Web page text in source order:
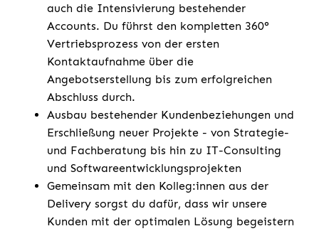
auch die Intensivierung bestehender
Accounts. Du führst den kompletten 360°
Vertriebsprozess von der ersten
Kontaktaufnahme über die
Angebotserstellung bis zum erfolgreichen
Abschluss durch.
Ausbau bestehender Kundenbeziehungen und
Erschließung neuer Projekte - von Strategie-
und Fachberatung bis hin zu IT-Consulting
und Softwareentwicklungsprojekten
Gemeinsam mit den Kolleg:innen aus der
Delivery sorgst du dafür, dass wir unsere
Kunden mit der optimalen Lösung begeistern